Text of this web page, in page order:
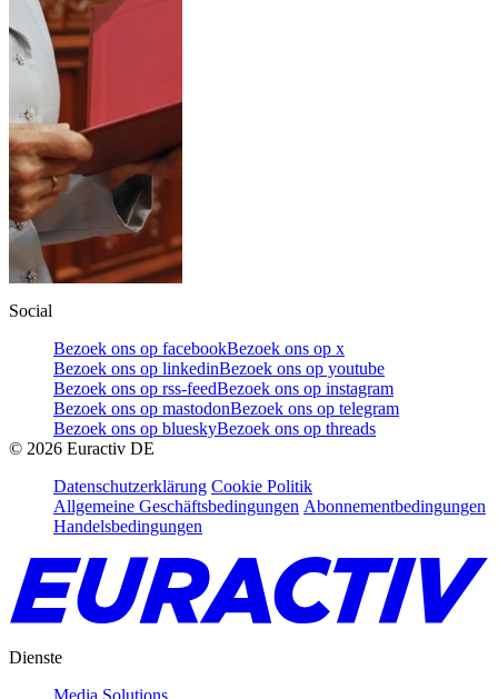
Social
Bezoek ons op facebookBezoek ons op x
Bezoek ons op linkedinBezoek ons op youtube
Bezoek ons op rss-feedBezoek ons op instagram
Bezoek ons op mastodonBezoek ons op telegram
Bezoek ons op blueskyBezoek ons op threads
© 2026 Euractiv DE
Datenschutzerklärung Cookie Politik
Allgemeine Geschäftsbedingungen Abonnementbedingungen
Handelsbedingungen
Dienste
Media Solutions